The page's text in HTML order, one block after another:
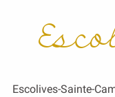
Escolives-Sainte-